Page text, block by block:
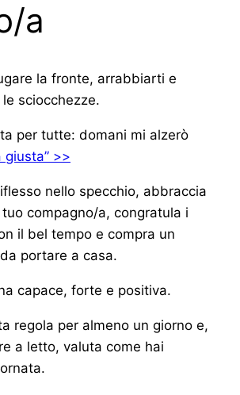
a
la fronte, arrabbiarti e
sciocchezze.
per tutte: domani mi alzerò
giusta” >>
nello specchio, abbraccia
compagno/a, congratula i
il bel tempo e compra un
portare a casa.
capace, forte e positiva.
regola per almeno un giorno e,
a letto, valuta come hai